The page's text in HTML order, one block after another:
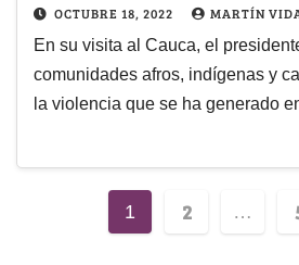
OCTUBRE 18, 2022 MARTÍN
En su visita al Cauca, el
comunidades afros, indígenas y
la violencia que se ha generado
1 2 …